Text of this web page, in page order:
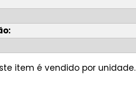
item é vendido por